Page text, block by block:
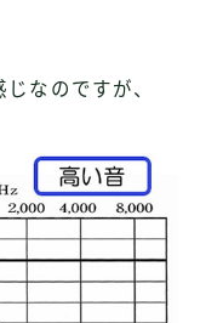
なのですが、